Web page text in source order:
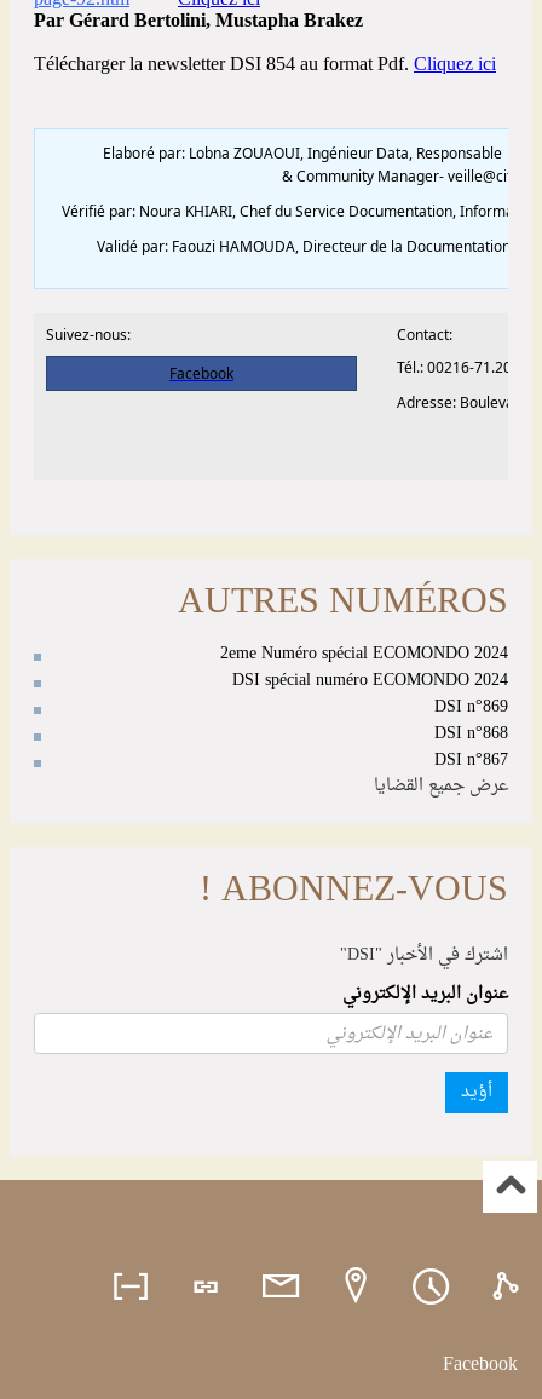
AUTRES NUMÉROS
2eme Numéro spécial ECOMONDO 2024
DSI spécial numéro ECOMONDO 2024
DSI n°869
DSI n°868
DSI n°867
عرض جميع القضايا
ABONNEZ-VOUS !
اشترك في الأخبار "DSI"
عنوان البريد الإلكتروني
أؤيد
Facebook